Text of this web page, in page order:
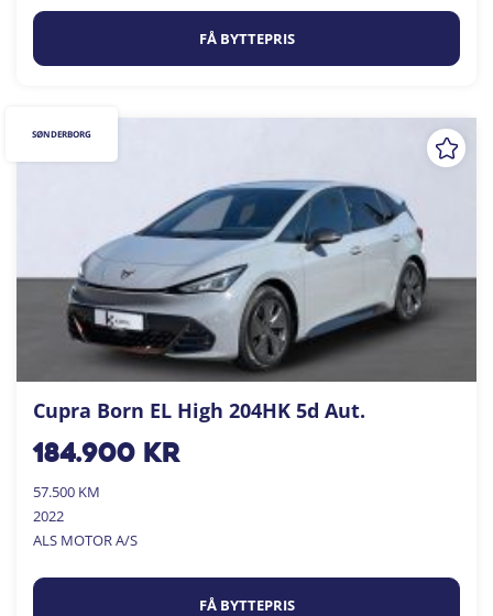
FÅ BYTTEPRIS
Cupra Born EL High 204HK 5d Aut.
184.900kr
57.500 KM
2022
ALS MOTOR A/S
FÅ BYTTEPRIS
SØNDERBORG